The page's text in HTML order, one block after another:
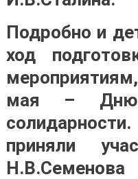
Подробно и
ход
мая – Дню
приняли